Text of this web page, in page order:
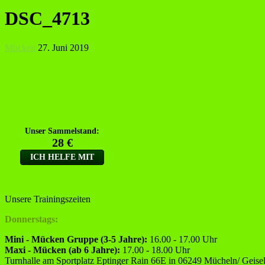
DSC_4713
Mücken 27. Juni 2019
Unsere Trainingszeiten
Donnerstags:
Mini - Mücken Gruppe (3-5 Jahre): 16.00 - 17.00 Uhr
Maxi - Mücken (ab 6 Jahre): 17.00 - 18.00 Uhr
Turnhalle am Sportplatz Eptinger Rain 66E in 06249 Mücheln/